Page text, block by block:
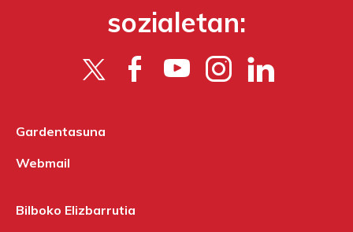
sozialetan:
Gardentasuna
Webmail
Bilboko Elizbarrutia